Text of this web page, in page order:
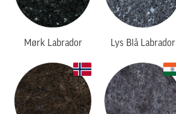
Mørk Labrador Lys Blå Labrador